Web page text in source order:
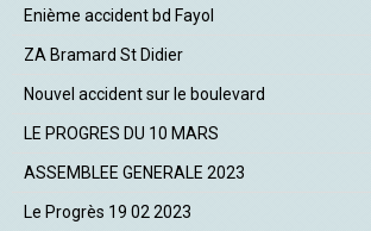
Enième accident bd Fayol
ZA Bramard St Didier
Nouvel accident sur le boulevard
LE PROGRES DU 10 MARS
ASSEMBLEE GENERALE 2023
Le Progrès 19 02 2023